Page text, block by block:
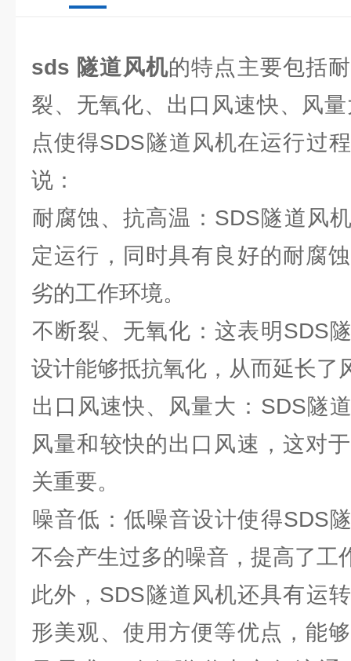
sds 隧道风机的特点主要包括
裂、无氧化、出口风速快、风
点使得SDS隧道风机在运行过
说：
耐腐蚀、抗高温‌：SDS隧道风
定运行，同时具有良好的耐腐
劣的工作环境。
不断裂、无氧化‌：这表明SDS
设计能够抵抗氧化，从而延长了
出口风速快、风量大‌：SDS隧
风量和较快的出口风速，这对
关重要。
噪音低‌：低噪音设计使得SDS
不会产生过多的噪音，提高了工
此外，SDS隧道风机还具有运
形美观、使用方便等优点，能